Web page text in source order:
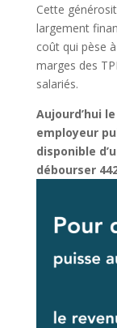
Cette
largement
coût qui pèse
marges des
salariés.
Aujourd’hui
employeur
disponible
débourser